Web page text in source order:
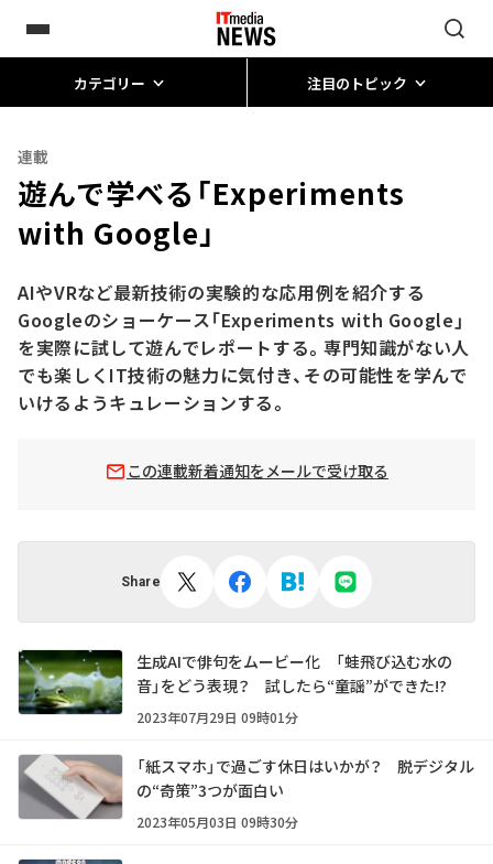
カテゴリー 注目のトピック
連載
遊んで学べる「Experiments
with Google」
AIやVRなど最新技術の実験的な応用例を紹介する
Googleのショーケース「Experiments with Google」
を実際に試して遊んでレポートする。専門知識がない人
でも楽しくIT技術の魅力に気付き、その可能性を学んで
いけるようキュレーションする。
この連載新着通知をメールで受け取る
Share
生成AIで俳句をムービー化 「蛙飛び込む水の
音」をどう表現？ 試したら“童謡”ができた!?
2023年07月29日 09時01分
「紙スマホ」で過ごす休日はいかが？ 脱デジタル
の“奇策”3つが面白い
2023年05月03日 09時30分